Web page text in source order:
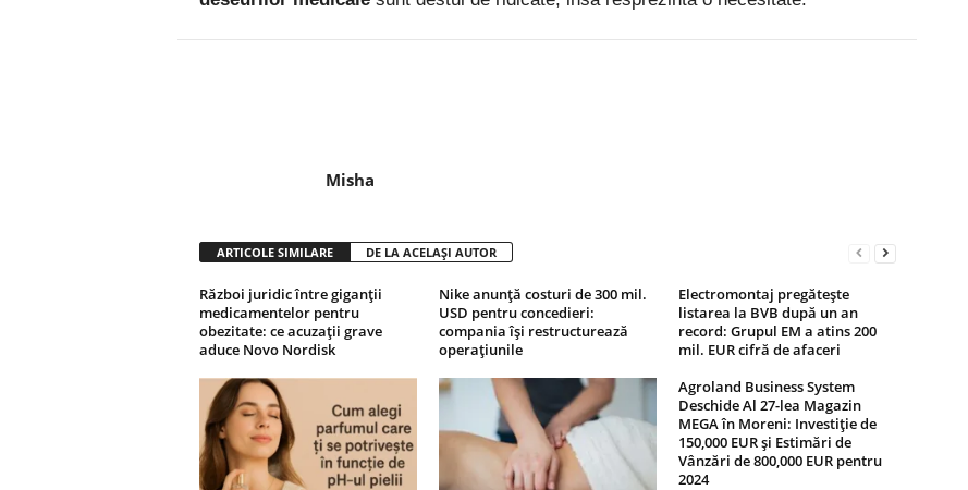
Misha
ARTICOLE SIMILARE DE LA ACELAȘI AUTOR
Război juridic între giganții
medicamentelor pentru
obezitate: ce acuzații grave
aduce Novo Nordisk
Nike anunță costuri de 300 mil.
USD pentru concedieri:
compania își restructurează
operațiunile
Electromontaj pregătește
listarea la BVB după un an
record: Grupul EM a atins 200
mil. EUR cifră de afaceri
Agroland Business System
Deschide Al 27-lea Magazin
MEGA în Moreni: Investiție de
150,000 EUR și Estimări de
Vânzări de 800,000 EUR pentru
2024